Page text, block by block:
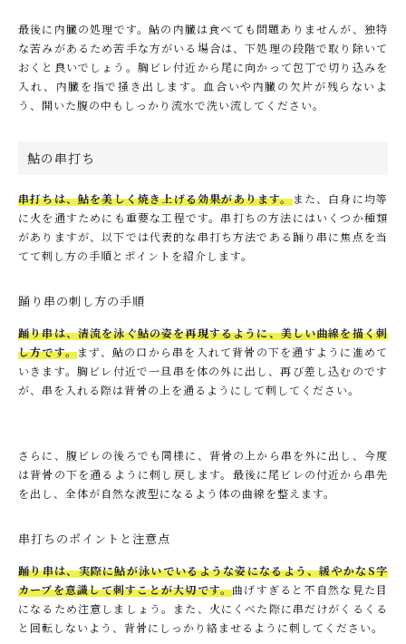
最後に内臓の処理です。鮎の内臓は食べても問題ありませんが、独特
な苦みがあるため苦手な方がいる場合は、下処理の段階で取り除いて
おくと良いでしょう。胸ビレ付近から尾に向かって包丁で切り込みを
入れ、内臓を指で掻き出します。血合いや内臓の欠片が残らないよ
う、開いた腹の中もしっかり流水で洗い流してください。
鮎の串打ち
串打ちは、鮎を美しく焼き上げる効果があります。また、白身に均等
に火を通すためにも重要な工程です。串打ちの方法にはいくつか種類
がありますが、以下では代表的な串打ち方法である踊り串に焦点を当
てて刺し方の手順とポイントを紹介します。
踊り串の刺し方の手順
踊り串は、清流を泳ぐ鮎の姿を再現するように、美しい曲線を描く刺
し方です。まず、鮎の口から串を入れて背骨の下を通すように進めて
いきます。胸ビレ付近で一旦串を体の外に出し、再び差し込むのです
が、串を入れる際は背骨の上を通るようにして刺してください。
さらに、腹ビレの後ろでも同様に、背骨の上から串を外に出し、今度
は背骨の下を通るように刺し戻します。最後に尾ビレの付近から串先
を出し、全体が自然な波型になるよう体の曲線を整えます。
串打ちのポイントと注意点
踊り串は、実際に鮎が泳いでいるような姿になるよう、緩やかなS字
カーブを意識して刺すことが大切です。曲げすぎると不自然な見た目
になるため注意しましょう。また、火にくべた際に串だけがくるくる
と回転しないよう、背骨にしっかり絡ませるように刺してください。